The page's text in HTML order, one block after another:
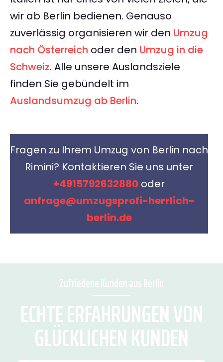
wir ab Berlin bedienen. Genauso
zuverlässig organisieren wir den Umzug
nach Österreich oder den Umzug in die
Schweiz. Alle unsere Auslandsziele
finden Sie gebündelt im
Auslandsumzug ab Berlin.
Fragen zu Ihrem Umzug von Berlin nach
Rimini? Kontaktieren Sie uns unter
+4915792632880 oder
anfrage@umzugsprofi-herrlich-
berlin.de
Zufriedene Kunden aus Berlin
ECHTE ERFAHRUNGEN VON
GLÜCKLICHEN KUNDEN